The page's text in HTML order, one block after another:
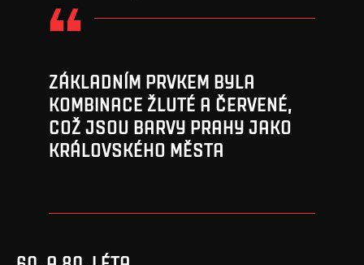
ZÁKLADNÍM PRVKEM BYLA
KOMBINACE ŽLUTÉ A ČERVENÉ,
COŽ JSOU BARVY PRAHY JAKO
KRÁLOVSKÉHO MĚSTA